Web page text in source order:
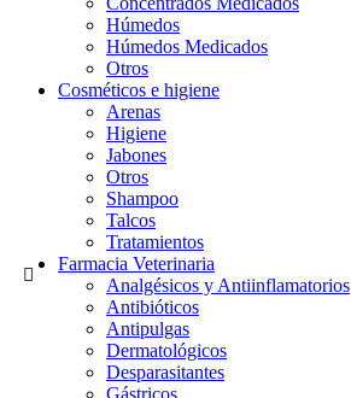
Húmedos
Húmedos Medicados
Otros
Cosméticos e higiene
Arenas
Higiene
Jabones
Otros
Shampoo
Talcos
Tratamientos
Farmacia Veterinaria
Analgésicos y Antiinflamatorios
Antibióticos
Antipulgas
Dermatológicos
Desparasitantes
Gástricos